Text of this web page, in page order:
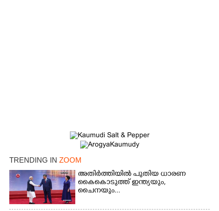
TRENDING IN ZOOM
അതിർത്തിയിൽ പുതിയ ധാരണ
കൈകൊടുത്ത് ഇന്ത്യയും,
ചൈനയും...